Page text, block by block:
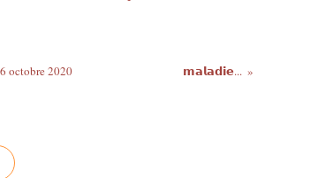
octobre 2020 𝗺𝗮𝗹𝗮𝗱𝗶𝗲...